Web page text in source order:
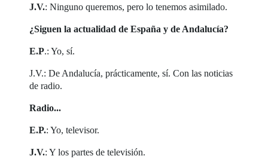
J.V.: Ninguno queremos, pero lo tenemos asimilado.
¿Siguen la actualidad de España y de Andalucía?
E.P.: Yo, sí.
J.V.: De Andalucía, prácticamente, sí. Con las noticias
de radio.
Radio...
E.P.: Yo, televisor.
J.V.: Y los partes de televisión.